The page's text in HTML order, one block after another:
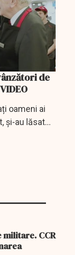
de
oameni ai
și-au lăsat
au fost
CCR